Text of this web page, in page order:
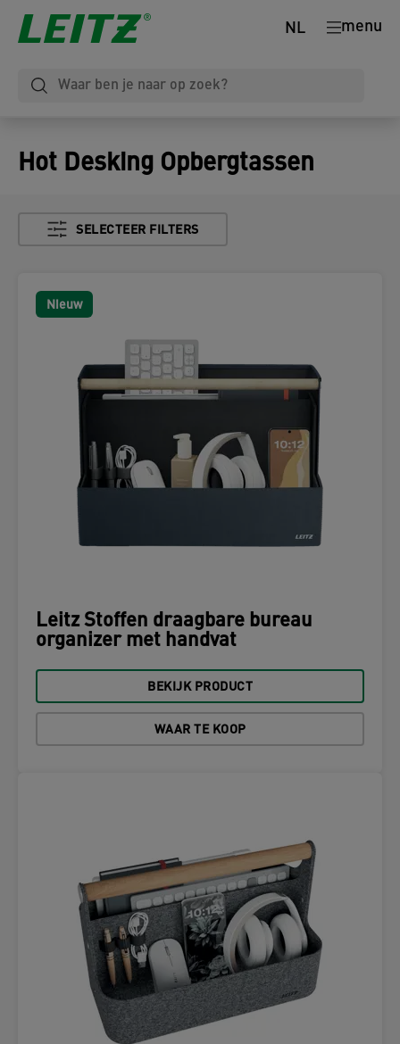
menu
NL
Hot Desking Opbergtassen
SELECTEER FILTERS
Nieuw
Leitz Stoffen draagbare bureau
organizer met handvat
BEKIJK PRODUCT
WAAR TE KOOP